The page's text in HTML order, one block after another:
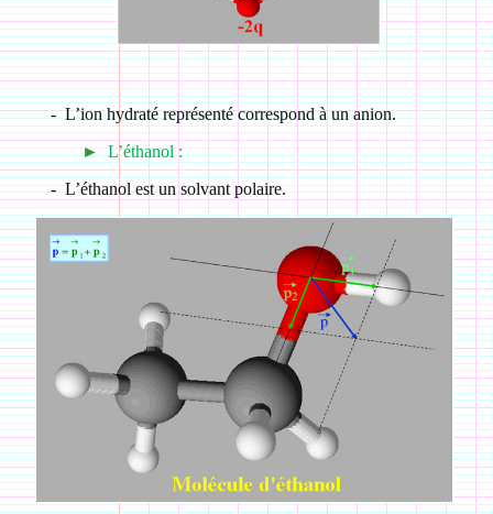
- L’ion hydraté représenté correspond à un anion.
► L’éthanol :
- L’éthanol est un solvant polaire.